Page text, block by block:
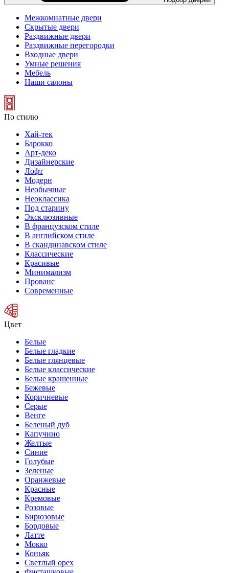
Межкомнатные двери
Скрытые двери
Раздвижные двери
Раздвижные перегородки
Входные двери
Умные решения
Мебель
Наши салоны
По стилю
Хай-тек
Барокко
Арт-деко
Дизайнерские
Лофт
Модерн
Необычные
Неоклассика
Под старину
Эксклюзивные
В французском стиле
В английском стиле
В скандинавском стиле
Классические
Красивые
Минимализм
Прованс
Современные
Цвет
Белые
Белые гладкие
Белые глянцевые
Белые классические
Белые крашенные
Бежевые
Коричневые
Серые
Венге
Беленый дуб
Капучино
Желтые
Синие
Голубые
Зеленые
Оранжевые
Красные
Кремовые
Розовые
Бирюзовые
Бордовые
Латте
Мокко
Коньяк
Светлый орех